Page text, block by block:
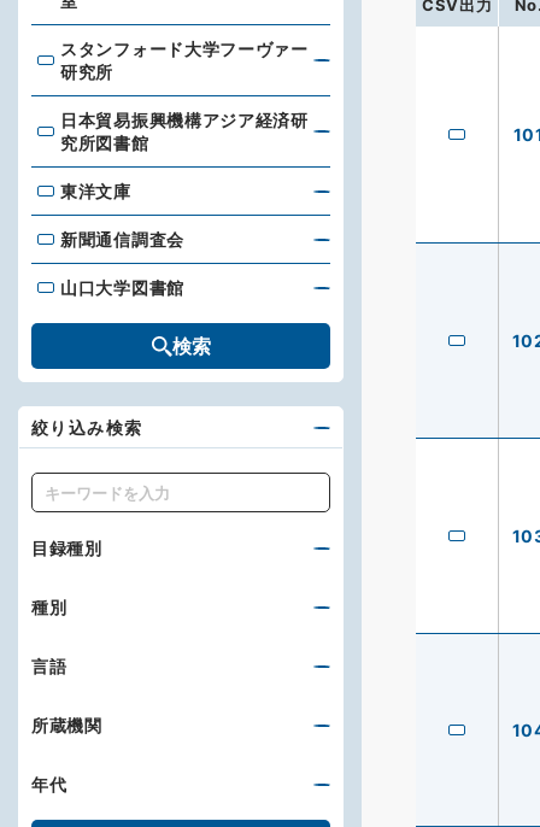
CSV出力 No.
スタンフォード大学フーヴァー研究所
スタンフォード大学フーヴァー
研究所
日本貿易振興機構アジア経済研究所図書館
日本貿易振興機構アジア経済研
究所図書館
東洋文庫
東洋文庫
新聞通信調査会
新聞通信調査会
山口大学図書館
山口大学図書館
検索
絞り込み検索
キーワード
目録種別
種別
言語
所蔵機関
年代